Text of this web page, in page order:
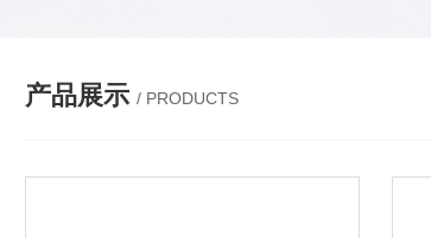
产品展示 / PRODUCTS